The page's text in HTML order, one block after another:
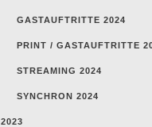
GASTAUFTRITTE 2024
PRINT / GASTAUFTRITTE
STREAMING 2024
SYNCHRON 2024
2023